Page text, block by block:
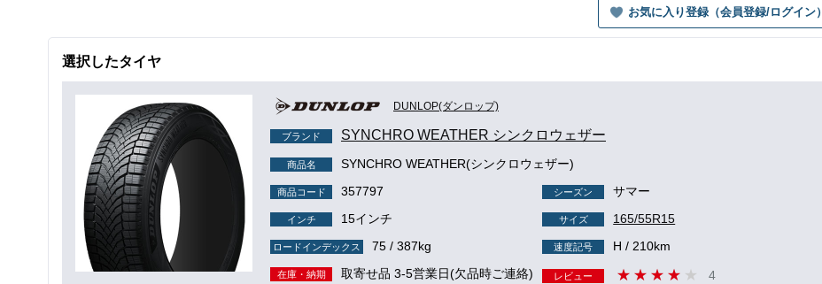
お気に入り登録（会員登録/ログイン）
選択したタイヤ
DUNLOP(ダンロップ)
ブランド SYNCHRO WEATHER シンクロウェザー
商品名 SYNCHRO WEATHER(シンクロウェザー)
商品コード 357797 シーズン サマー
インチ 15インチ サイズ 165/55R15
ロードインデックス 75 / 387kg 速度記号 H / 210km
在庫・納期 取寄せ品 3-5営業日(欠品時ご連絡) レビュー 4